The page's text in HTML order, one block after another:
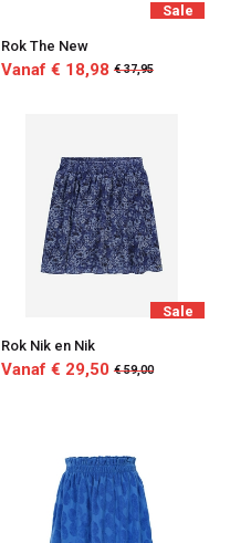
Sale
Rok The New
Vanaf € 18,98 € 37,95
Sale
Rok Nik en Nik
Vanaf € 29,50 € 59,00